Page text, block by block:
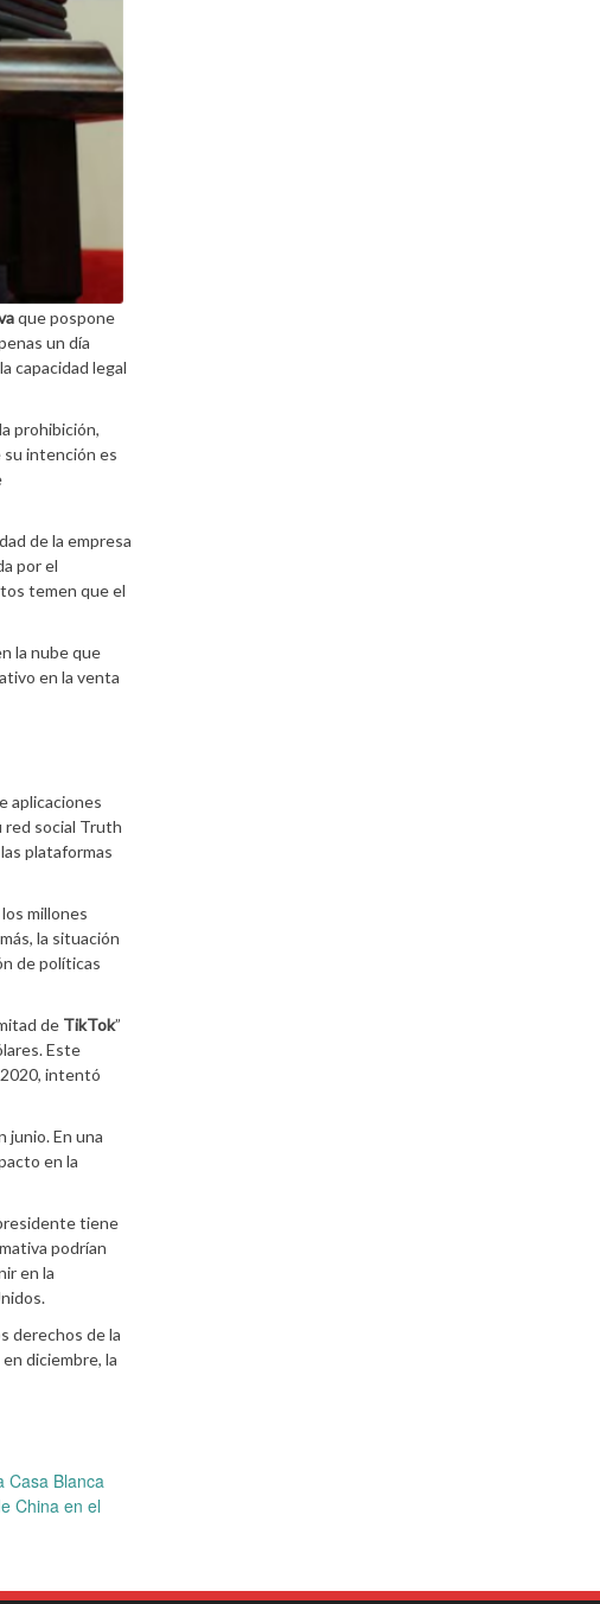
que pospone
un día
capacidad legal
prohibición,
su intención es
de la empresa
por el
temen que el
la nube que
en la venta
aplicaciones
red social Truth
plataformas
millones
la situación
de políticas
de TikTok”
Este
intentó
junio. En una
en la
tiene
podrían
en la
derechos de la
diciembre, la
Casa Blanca
China en el